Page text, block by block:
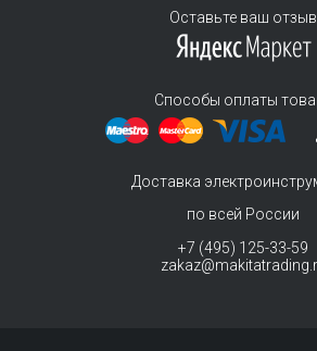
Оставьте ваш отзыв
Способы оплаты
Доставка
по всей России
+7 (495) 125-33-59